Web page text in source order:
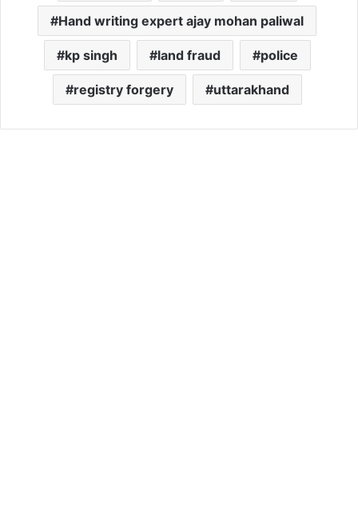
Hand writing expert ajay mohan paliwal
kp singh land fraud police
registry forgery uttarakhand